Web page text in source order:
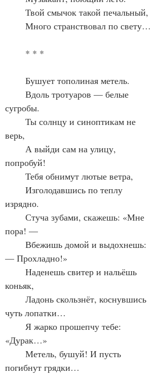
	Твой смычок такой печальный,
	Много странствовал по свету…
	* * *
	Бушует тополиная метель.
сугробы.
верь,
попробуй!
	Тебя обнимут лютые ветра,
изрядно.
пора! —
— Прохладно!»
коньяк,
чуть лопатки…
«Дурак…»
погибнут грядки…